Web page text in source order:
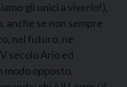
gli unici a viverlo!),
anche se non sempre
nel futuro, ne
secolo Ario ed
modo opposto,